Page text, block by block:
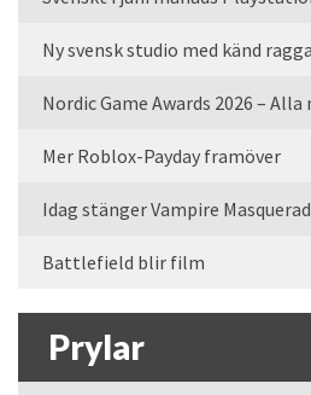
Ny svensk studio med känd
Nordic Game Awards 2026 –
Mer Roblox-Payday framöver
Idag stänger Vampire
Battlefield blir film
Prylar